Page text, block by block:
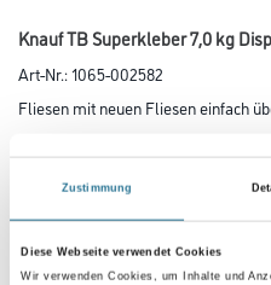
Zustimmung
Diese Webseite verwendet Cookies
Wir verwenden Cookies, um Inhalte und
Knauf TB Superkleber 7,0 kg
Art-Nr.:1065-002582
Fliesen mit neuen Fliesen einfach
Gebinde